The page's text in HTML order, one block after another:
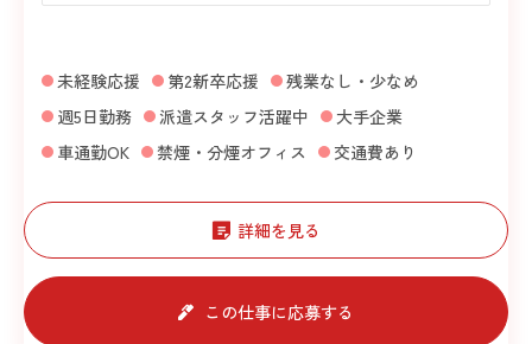
未経験応援 第2新卒応援
残業なし・少なめ
週5日勤務
派遣スタッフ活躍中
大手企業
車通勤OK
禁煙・分煙オフィス 交通費あり
詳細を見る
この仕事に応募する